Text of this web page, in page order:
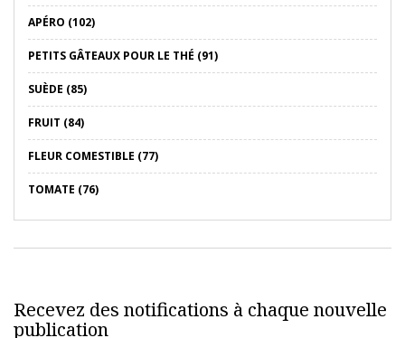
APÉRO (102)
PETITS GÂTEAUX POUR LE THÉ (91)
SUÈDE (85)
FRUIT (84)
FLEUR COMESTIBLE (77)
TOMATE (76)
Recevez des notifications à chaque nouvelle
publication